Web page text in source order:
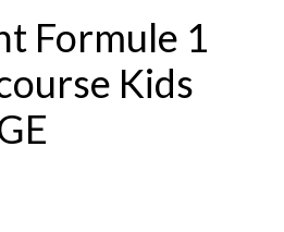
Formule 1
Kids